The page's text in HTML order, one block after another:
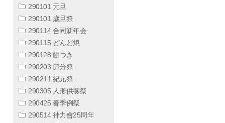
290101 元旦
290101 歳旦祭
290114 合同新年会
290115 どんど焼
290128 餅つき
290203 節分祭
290211 紀元祭
290305 人形供養祭
290425 春季例祭
290514 神力會25周年